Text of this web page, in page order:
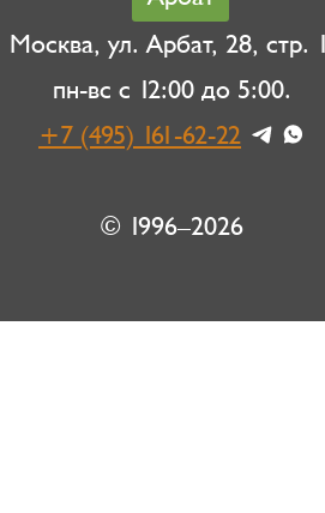
Москва, ул. Арбат, 28, стр.
пн-вс с 12:00 до 5:00.
+7 (495) 161-62-22
© 1996–2026